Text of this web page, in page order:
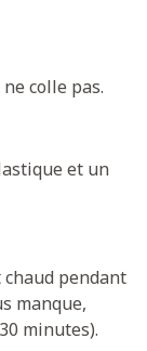
colle pas.
et un
pendant
manque,
minutes).